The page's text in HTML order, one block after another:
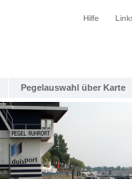
Hilfe
Pegelauswahl über Karte